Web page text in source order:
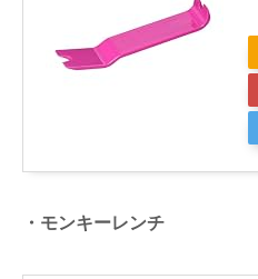
・モンキーレンチ